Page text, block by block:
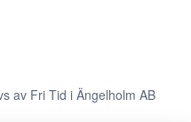
av Fri Tid i Ängelholm AB